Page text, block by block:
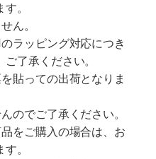
。
ん。
ラッピング対応につき
了承ください。
貼っての出荷となりま
のでご了承ください。
をご購入の場合は、お
。